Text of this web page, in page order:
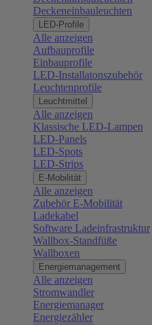
Deckeneinbauleuchten
LED-Profile
Alle anzeigen
Aufbauprofile
Einbauprofile
LED-Installatonszubehör
Leuchtenprofile
Leuchtmittel
Alle anzeigen
Klassische LED-Lampen
LED-Panels
LED-Spots
LED-Strips
E-Mobilität
Alle anzeigen
Zubehör E-Mobilität
Ladekabel
Software Ladeinfrastruktur
Wallbox-Standfüße
Wallboxen
Energiemanagement
Alle anzeigen
Stromwandler
Energiemanager
Energiezähler